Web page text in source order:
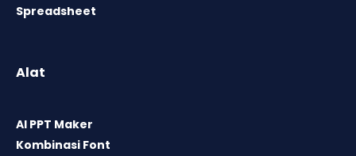
Spreadsheet
Alat
AI PPT Maker
Kombinasi Font